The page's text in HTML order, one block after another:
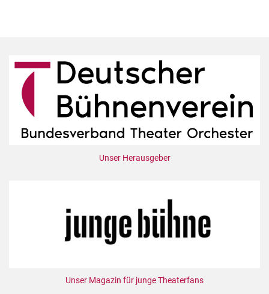
Unser Herausgeber
Unser Magazin für junge Theaterfans